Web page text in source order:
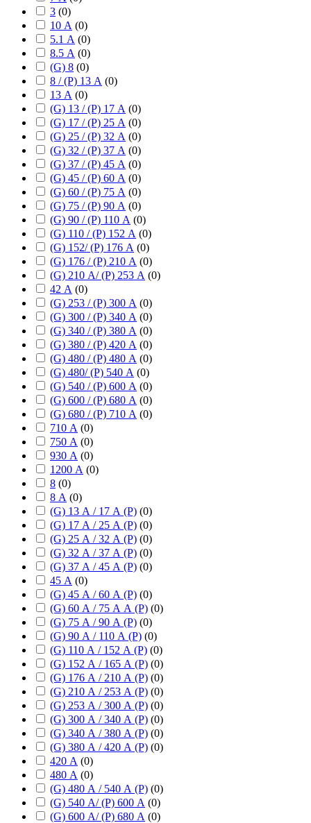
3 (0)
10 А (0)
5.1 А (0)
8.5 А (0)
(G) 8 (0)
8 / (P) 13 А (0)
13 А (0)
(G) 13 / (P) 17 А (0)
(G) 17 / (P) 25 А (0)
(G) 25 / (P) 32 А (0)
(G) 32 / (P) 37 А (0)
(G) 37 / (P) 45 А (0)
(G) 45 / (P) 60 А (0)
(G) 60 / (P) 75 А (0)
(G) 75 / (P) 90 А (0)
(G) 90 / (P) 110 А (0)
(G) 110 / (P) 152 А (0)
(G) 152/ (P) 176 А (0)
(G) 176 / (P) 210 А (0)
(G) 210 А/ (P) 253 А (0)
42 А (0)
(G) 253 / (P) 300 А (0)
(G) 300 / (P) 340 А (0)
(G) 340 / (P) 380 А (0)
(G) 380 / (P) 420 А (0)
(G) 480 / (P) 480 А (0)
(G) 480/ (P) 540 А (0)
(G) 540 / (P) 600 А (0)
(G) 600 / (P) 680 А (0)
(G) 680 / (P) 710 А (0)
710 А (0)
750 А (0)
930 А (0)
1200 А (0)
8 (0)
8 А (0)
(G) 13 А / 17 А (P) (0)
(G) 17 А / 25 А (P) (0)
(G) 25 А / 32 А (P) (0)
(G) 32 А / 37 А (P) (0)
(G) 37 А / 45 А (P) (0)
45 А (0)
(G) 45 А / 60 А (P) (0)
(G) 60 А / 75 А А (P) (0)
(G) 75 А / 90 А (P) (0)
(G) 90 А / 110 А (P) (0)
(G) 110 А / 152 А (P) (0)
(G) 152 А / 165 А (P) (0)
(G) 176 А / 210 А (P) (0)
(G) 210 А / 253 А (P) (0)
(G) 253 А / 300 А (P) (0)
(G) 300 А / 340 А (P) (0)
(G) 340 А / 380 А (P) (0)
(G) 380 А / 420 А (P) (0)
420 А (0)
480 А (0)
(G) 480 А / 540 А (P) (0)
(G) 540 А/ (P) 600 А (0)
(G) 600 А/ (P) 680 А (0)